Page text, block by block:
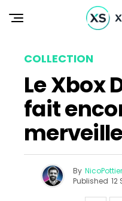
COLLECTION
Le Xbox
fait
By NicoPottier
Published 12